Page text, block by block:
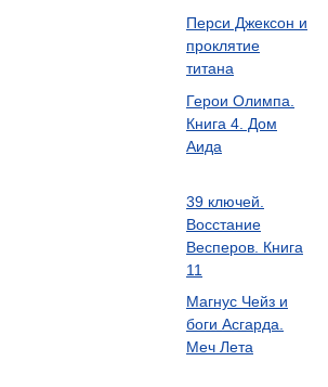
Перси Джексон и
проклятие
титана
Герои Олимпа.
Книга 4. Дом
Аида
39 ключей.
Восстание
Весперов. Книга
11
Магнус Чейз и
боги Асгарда.
Меч Лета